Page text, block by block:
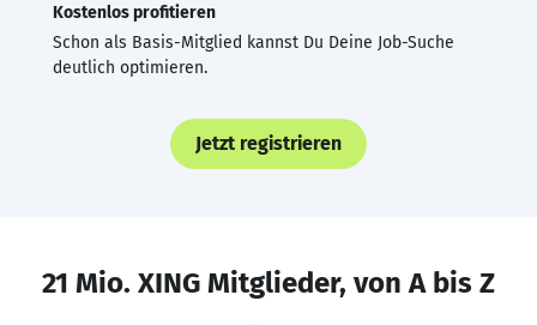
Kostenlos profitieren
Schon als Basis-Mitglied kannst Du Deine Job-Suche
deutlich optimieren.
Jetzt registrieren
21 Mio. XING Mitglieder, von A bis Z